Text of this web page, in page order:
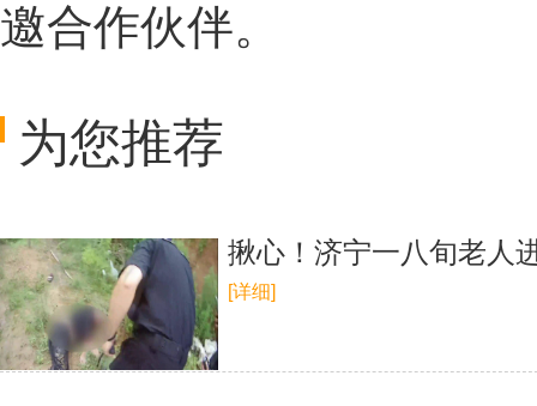
邀合作伙伴。
为您推荐
揪心！济宁一八旬老人
[详细]